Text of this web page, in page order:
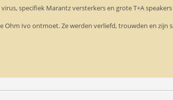
specifiek Marantz versterkers en grote T+A
Ivo ontmoet. Ze werden verliefd, trouwden en zijn